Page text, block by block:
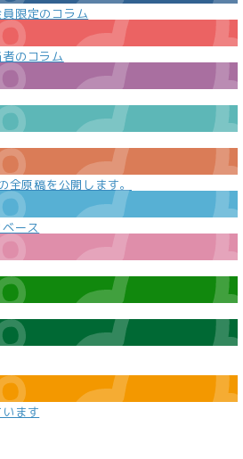
限定のコラム
のコラム
原稿を公開します。
ース
ます